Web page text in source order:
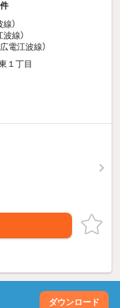
）
線）
広電江波線）
１丁目
ダウンロード